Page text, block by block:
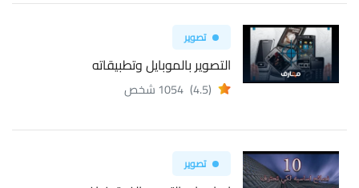
تصوير
التصوير بالموبايل وتطبيقاته
(4.5) 1054 شخص
تصوير